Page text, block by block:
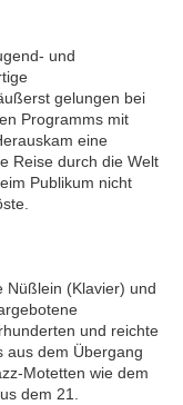
und
gelungen bei
Programms mit
eine
Reise durch die Welt
Publikum nicht
Nüßlein (Klavier) und
und reichte
aus dem Übergang
Motetten wie dem
dem 21.